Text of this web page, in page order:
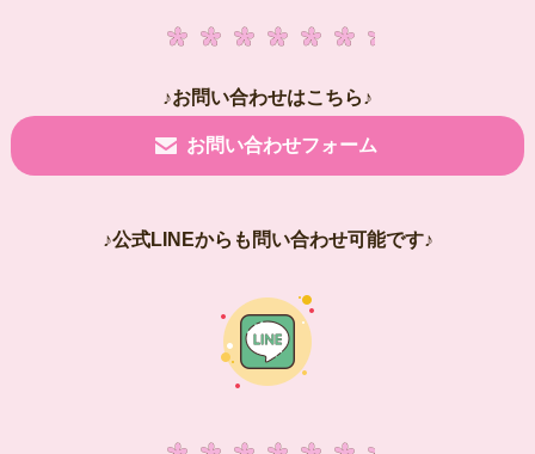
♪お問い合わせはこちら♪
お問い合わせフォーム
♪公式LINEからも問い合わせ可能です♪